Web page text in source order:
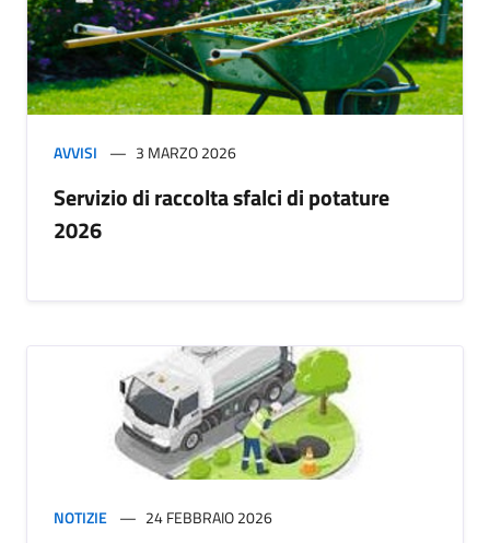
AVVISI 3 MARZO 2026
Servizio di raccolta sfalci di potature
2026
NOTIZIE 24 FEBBRAIO 2026